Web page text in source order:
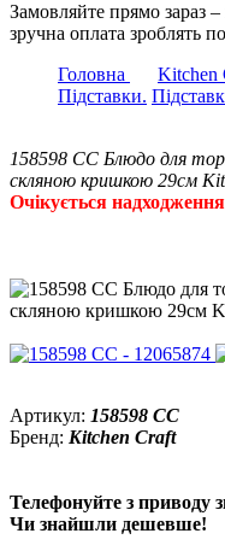
Замовляйте прямо зараз
зручна оплата зроблять
Головна
Kitchen
Підставки.
158598 CC Блюдо для
скляною кришкою 29см
Очікується
Артикул: 158598 CC
Бренд: Kitchen Craft
Телефонуйте з приводу
Чи знайшли дешевше!